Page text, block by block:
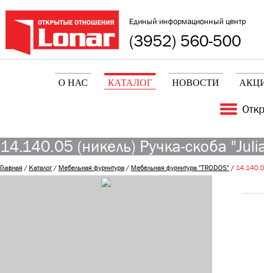
Единый информационный центр
(3952) 560-500
О НАС КАТАЛОГ НОВОСТИ
14.140.05 (никель) Ручка-скоба
Главная/ Каталог/ Мебельная фурнитура/ Мебельная фурнитура "TRODOS"/